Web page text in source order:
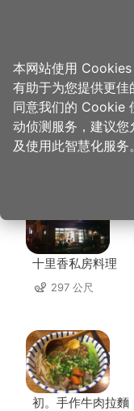
首页 > 想去的地方 > 住宿
玛骏汽
十里香私房料理
297 公尺
初。手作牛肉拉麵
本网站使用
有助于为您提供更
同意我们的 Cookie
动侦测服务，建议
及使用此智慧化服务。